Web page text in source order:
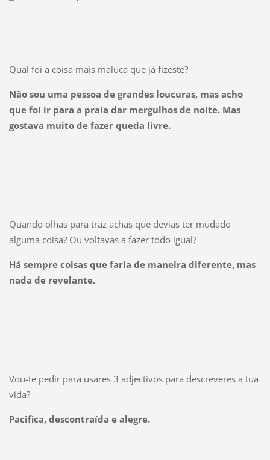
Qual foi a coisa mais maluca que já fizeste?
Não sou uma pessoa de grandes loucuras, mas acho
que foi ir para a praia dar mergulhos de noite. Mas
gostava muito de fazer queda livre.
Quando olhas para traz achas que devias ter mudado
alguma coisa? Ou voltavas a fazer todo igual?
Há sempre coisas que faria de maneira diferente, mas
nada de revelante.
Vou-te pedir para usares 3 adjectivos para descreveres a tua
vida?
Pacifica, descontraída e alegre.